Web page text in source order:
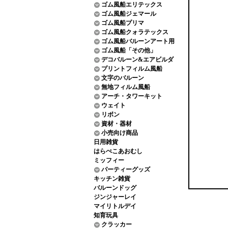
ゴム風船エリテックス
ゴム風船ジェマール
ゴム風船プリマ
ゴム風船クォラテックス
ゴム風船バルーンアート用
ゴム風船「その他」
デコバルーン&エアビルダ
プリントフィルム風船
文字のバルーン
無地フィルム風船
アーチ・タワーキット
ウェイト
リボン
資材・器材
小売向け商品
日用雑貨
はらぺこあおむし
ミッフィー
パーティーグッズ
キッチン雑貨
バルーンドッグ
ジンジャーレイ
マイリトルデイ
知育玩具
クラッカー